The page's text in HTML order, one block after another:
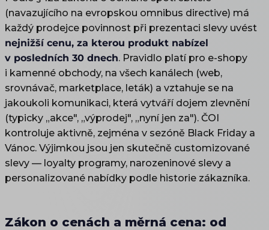
(navazujícího na evropskou omnibus directive) má
každý prodejce povinnost při prezentaci slevy uvést
nejnižší cenu, za kterou produkt nabízel
v posledních 30 dnech. Pravidlo platí pro e-shopy
i kamenné obchody, na všech kanálech (web,
srovnávač, marketplace, leták) a vztahuje se na
jakoukoli komunikaci, která vytváří dojem zlevnění
(typicky „akce", „výprodej", „nyní jen za"). ČOI
kontroluje aktivně, zejména v sezóně Black Friday a
Vánoc. Výjimkou jsou jen skutečně customizované
slevy — loyalty programy, narozeninové slevy a
personalizované nabídky podle historie zákazníka.
Zákon o cenách a měrná cena: od